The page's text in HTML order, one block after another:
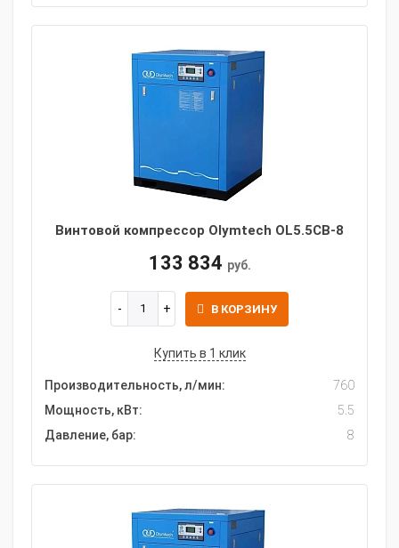
Винтовой компрессор Olymtech OL5.5CB-8
133 834 руб.
В КОРЗИНУ
Купить в 1 клик
Производительность, л/мин:
760
Мощность, кВт:
5.5
Давление, бар:
8